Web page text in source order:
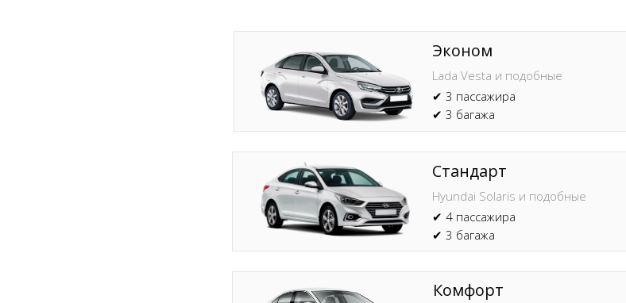
Стандарт
Hyundai Solaris и подобные
✔ 4 пассажира
✔ 3 багажа
Эконом
Lada Vesta и подобные
✔ 3 пассажира
✔ 3 багажа
Комфорт